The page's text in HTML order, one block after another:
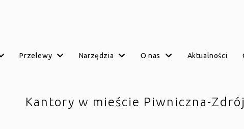
przelewy narzędzia o nas aktualności
Kantory w mieście Piwniczna-Zdrój